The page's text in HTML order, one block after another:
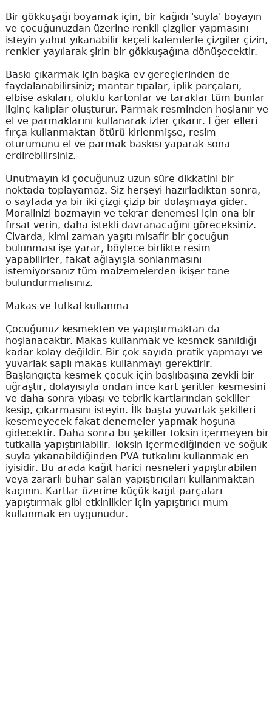
Bir gökkuşağı boyamak için, bir kağıdı 'suyla' boyayın
ve çocuğunuzdan üzerine renkli çizgiler yapmasını
isteyin yahut yıkanabilir keçeli kalemlerle çizgiler çizin,
renkler yayılarak şirin bir gökkuşağına dönüşecektir.
Baskı çıkarmak için başka ev gereçlerinden de
faydalanabilirsiniz; mantar tıpalar, iplik parçaları,
elbise askıları, oluklu kartonlar ve taraklar tüm bunlar
ilginç kalıplar oluşturur. Parmak resminden hoşlanır ve
el ve parmaklarını kullanarak izler çıkarır. Eğer elleri
fırça kullanmaktan ötürü kirlenmişse, resim
oturumunu el ve parmak baskısı yaparak sona
erdirebilirsiniz.
Unutmayın ki çocuğunuz uzun süre dikkatini bir
noktada toplayamaz. Siz herşeyi hazırladıktan sonra,
o sayfada ya bir iki çizgi çizip bir dolaşmaya gider.
Moralinizi bozmayın ve tekrar denemesi için ona bir
fırsat verin, daha istekli davranacağını göreceksiniz.
Civarda, kimi zaman yaşıtı misafir bir çocuğun
bulunması işe yarar, böylece birlikte resim
yapabilirler, fakat ağlayışla sonlanmasını
istemiyorsanız tüm malzemelerden ikişer tane
bulundurmalısınız.
Makas ve tutkal kullanma
Çocuğunuz kesmekten ve yapıştırmaktan da
hoşlanacaktır. Makas kullanmak ve kesmek sanıldığı
kadar kolay değildir. Bir çok sayıda pratik yapmayı ve
yuvarlak saplı makas kullanmayı gerektirir.
Başlangıçta kesmek çocuk için başlıbaşına zevkli bir
uğraştır, dolayısıyla ondan ince kart şeritler kesmesini
ve daha sonra yıbaşı ve tebrik kartlarından şekiller
kesip, çıkarmasını isteyin. İlk başta yuvarlak şekilleri
kesemeyecek fakat denemeler yapmak hoşuna
gidecektir. Daha sonra bu şekiller toksin içermeyen bir
tutkalla yapıştırılabilir. Toksin içermediğinden ve soğuk
suyla yıkanabildiğinden PVA tutkalını kullanmak en
iyisidir. Bu arada kağıt harici nesneleri yapıştırabilen
veya zararlı buhar salan yapıştırıcıları kullanmaktan
kaçının. Kartlar üzerine küçük kağıt parçaları
yapıştırmak gibi etkinlikler için yapıştırıcı mum
kullanmak en uygunudur.